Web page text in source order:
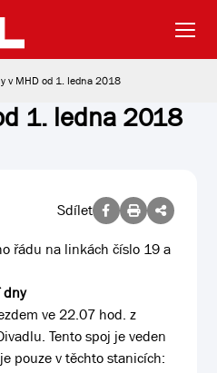
v MHD od 1. ledna 2018
1. ledna 2018
Sdílet
řádu na linkách číslo 19 a
dny
ve 22.07 hod. z
Tento spoj je veden
pouze v těchto stanicích: